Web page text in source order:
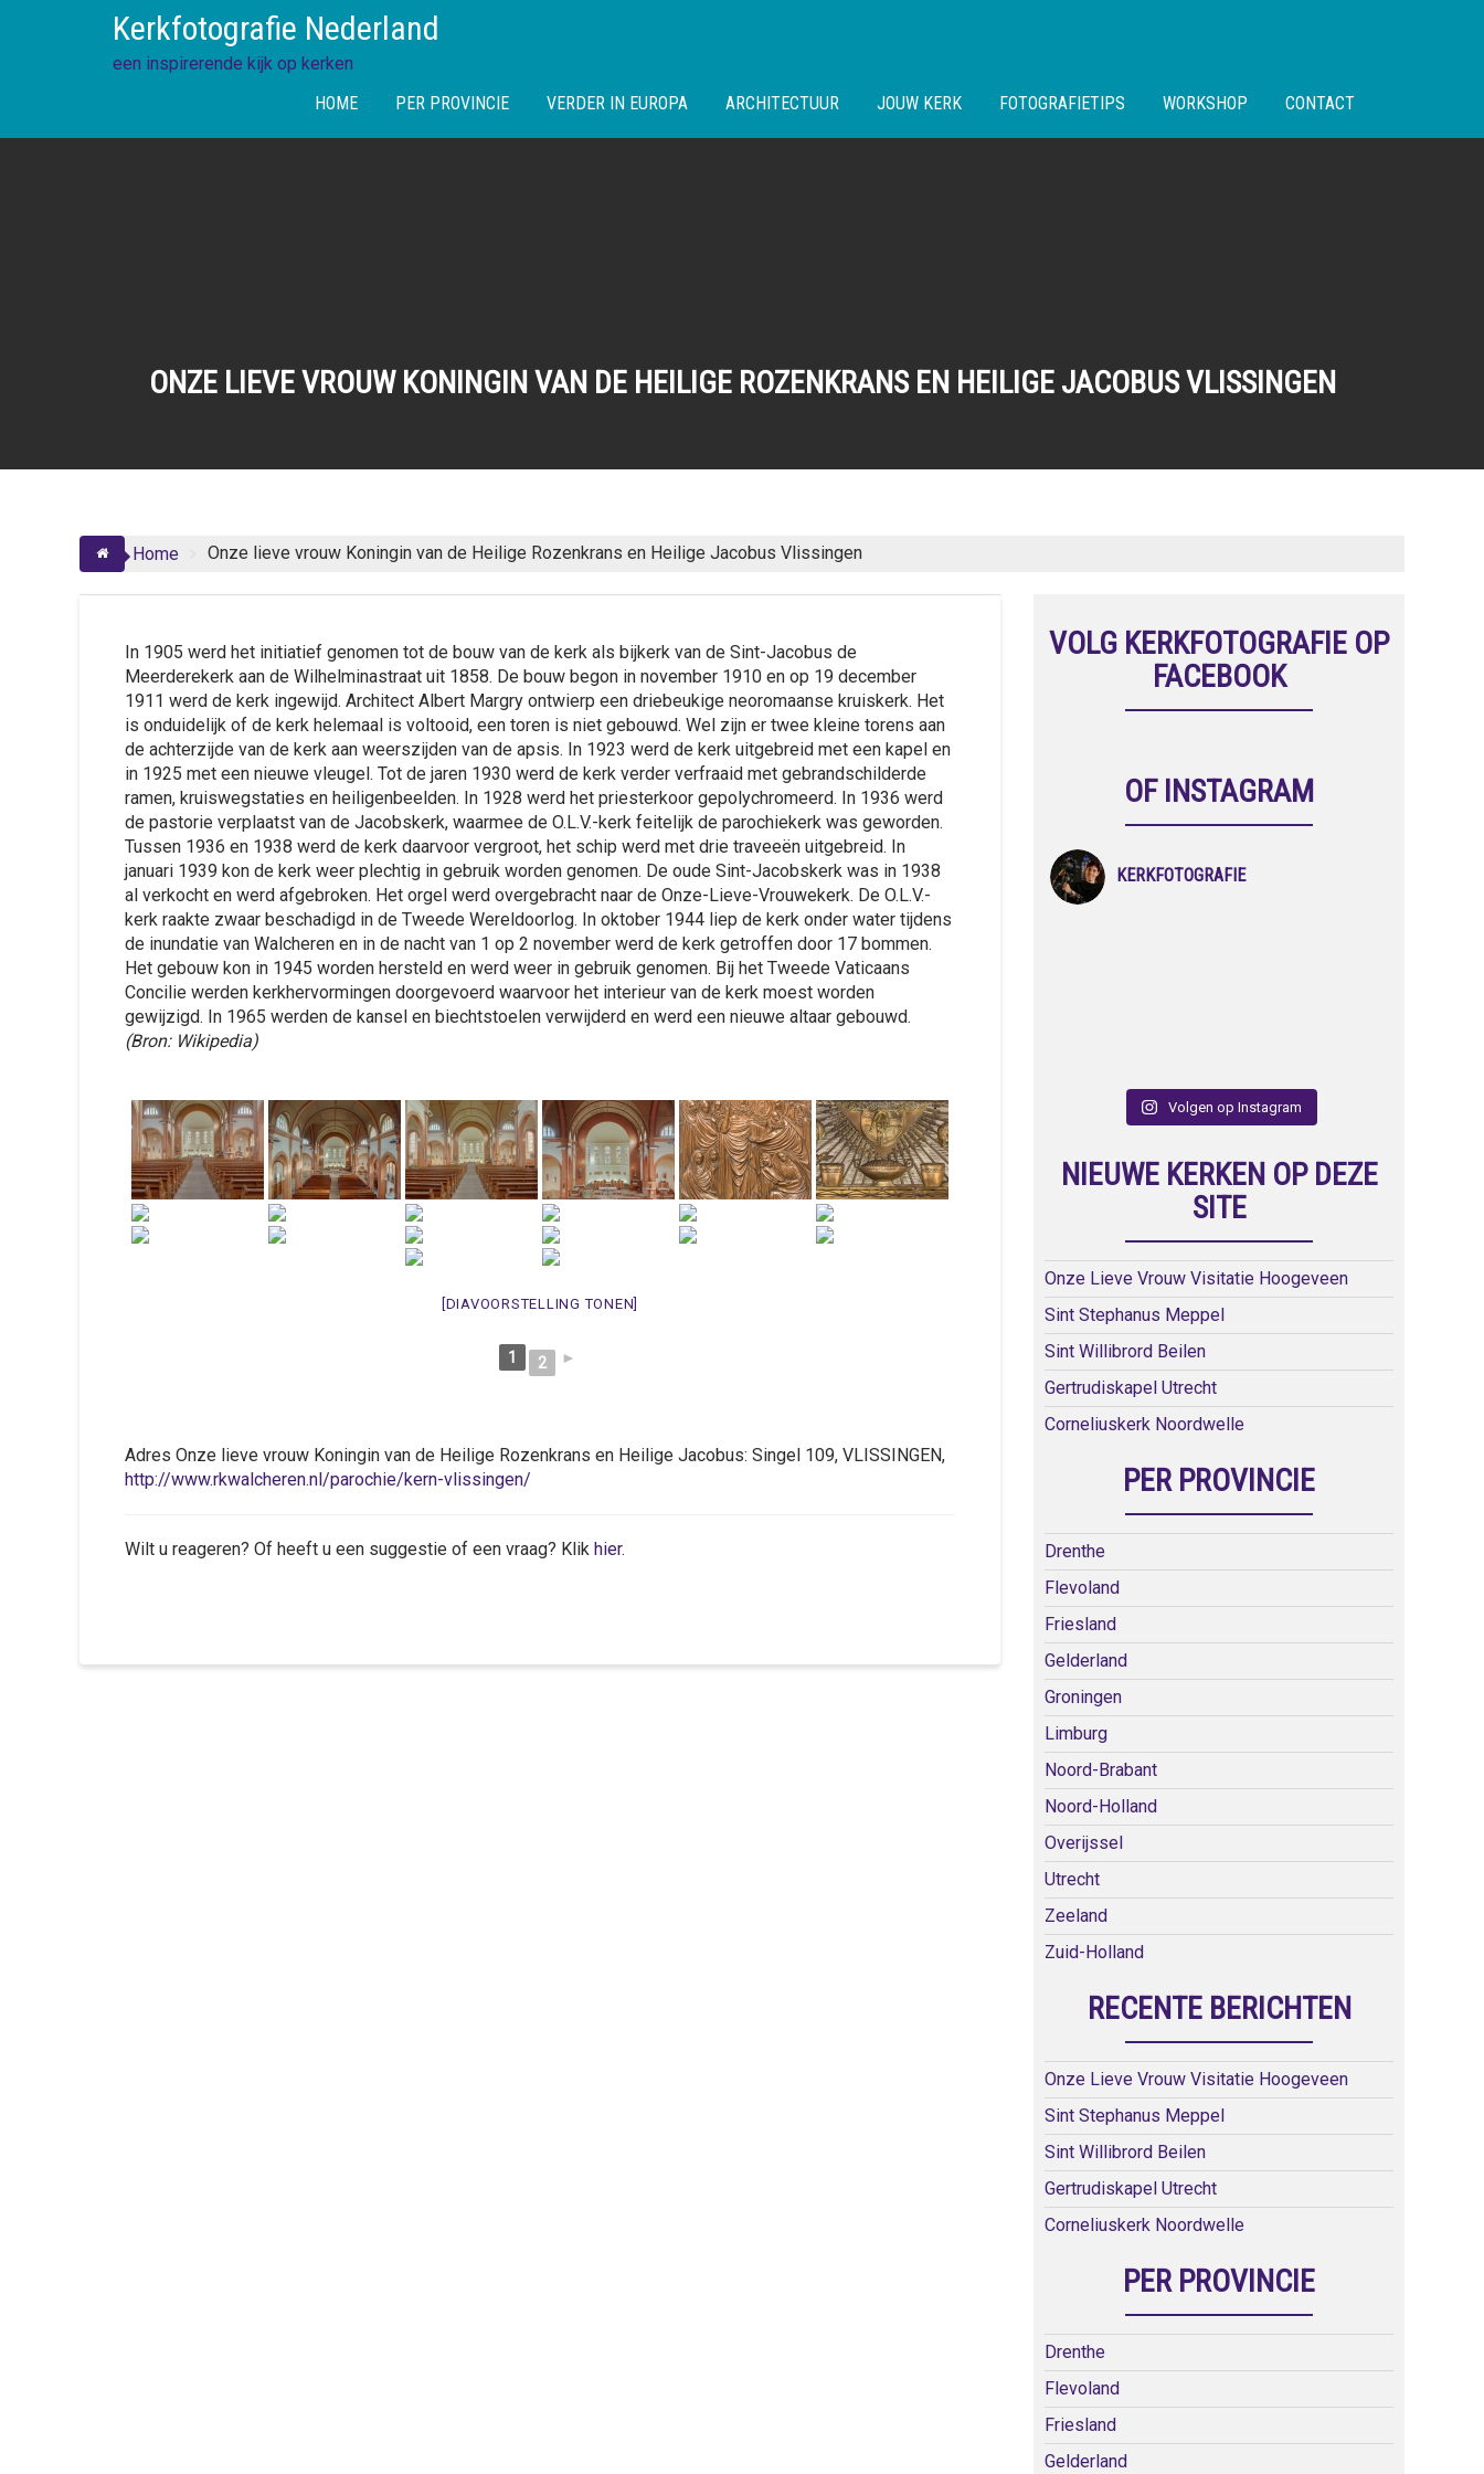
Kerkfotografie Nederland
een inspirerende kijk op kerken
HOME
PER PROVINCIE VERDER IN EUROPA ARCHITECTUUR JOUW KERK FOTOGRAFIETIPS WORKSHOP CONTACT
ONZE LIEVE VROUW KONINGIN VAN DE HEILIGE ROZENKRANS EN HEILIGE JACOBUS VLISSINGEN
Home Onze lieve vrouw Koningin van de Heilige Rozenkrans en Heilige Jacobus Vlissingen
In 1905 werd het initiatief genomen tot de bouw van de kerk als bijkerk van de Sint-Jacobus de
Meerderekerk aan de Wilhelminastraat uit 1858. De bouw begon in november 1910 en op 19 december
1911 werd de kerk ingewijd. Architect Albert Margry ontwierp een driebeukige neoromaanse kruiskerk. Het
is onduidelijk of de kerk helemaal is voltooid, een toren is niet gebouwd. Wel zijn er twee kleine torens aan
de achterzijde van de kerk aan weerszijden van de apsis. In 1923 werd de kerk uitgebreid met een kapel en
in 1925 met een nieuwe vleugel. Tot de jaren 1930 werd de kerk verder verfraaid met gebrandschilderde
ramen, kruiswegstaties en heiligenbeelden. In 1928 werd het priesterkoor gepolychromeerd. In 1936 werd
de pastorie verplaatst van de Jacobskerk, waarmee de O.L.V.-kerk feitelijk de parochiekerk was geworden.
Tussen 1936 en 1938 werd de kerk daarvoor vergroot, het schip werd met drie traveeën uitgebreid. In
januari 1939 kon de kerk weer plechtig in gebruik worden genomen. De oude Sint-Jacobskerk was in 1938
al verkocht en werd afgebroken. Het orgel werd overgebracht naar de Onze-Lieve-Vrouwekerk. De O.L.V.-
kerk raakte zwaar beschadigd in de Tweede Wereldoorlog. In oktober 1944 liep de kerk onder water tijdens
de inundatie van Walcheren en in de nacht van 1 op 2 november werd de kerk getroffen door 17 bommen.
Het gebouw kon in 1945 worden hersteld en werd weer in gebruik genomen. Bij het Tweede Vaticaans
Concilie werden kerkhervormingen doorgevoerd waarvoor het interieur van de kerk moest worden
gewijzigd. In 1965 werden de kansel en biechtstoelen verwijderd en werd een nieuwe altaar gebouwd.
(Bron: Wikipedia)
[DIAVOORSTELLING TONEN]
1 2 ►
Adres Onze lieve vrouw Koningin van de Heilige Rozenkrans en Heilige Jacobus: Singel 109, VLISSINGEN,
http://www.rkwalcheren.nl/parochie/kern-vlissingen/
Wilt u reageren? Of heeft u een suggestie of een vraag? Klik hier.
VOLG KERKFOTOGRAFIE OP
FACEBOOK
OF INSTAGRAM
KERKFOTOGRAFIE
Volgen op Instagram
NIEUWE KERKEN OP DEZE
SITE
Onze Lieve Vrouw Visitatie Hoogeveen
Sint Stephanus Meppel
Sint Willibrord Beilen
Gertrudiskapel Utrecht
Corneliuskerk Noordwelle
PER PROVINCIE
Drenthe
Flevoland
Friesland
Gelderland
Groningen
Limburg
Noord-Brabant
Noord-Holland
Overijssel
Utrecht
Zeeland
Zuid-Holland
RECENTE BERICHTEN
Onze Lieve Vrouw Visitatie Hoogeveen
Sint Stephanus Meppel
Sint Willibrord Beilen
Gertrudiskapel Utrecht
Corneliuskerk Noordwelle
PER PROVINCIE
Drenthe
Flevoland
Friesland
Gelderland